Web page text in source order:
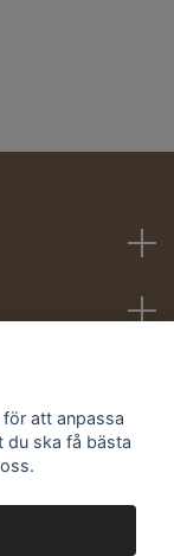
för att anpassa
du ska få bästa